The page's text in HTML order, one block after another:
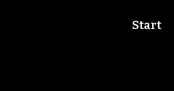
Start